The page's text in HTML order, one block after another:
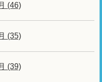
(46)
(35)
(39)